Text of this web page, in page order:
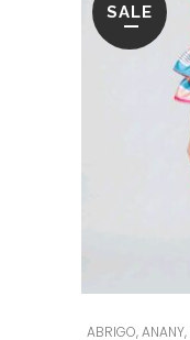
SALE
ABRIGO,ANANY,